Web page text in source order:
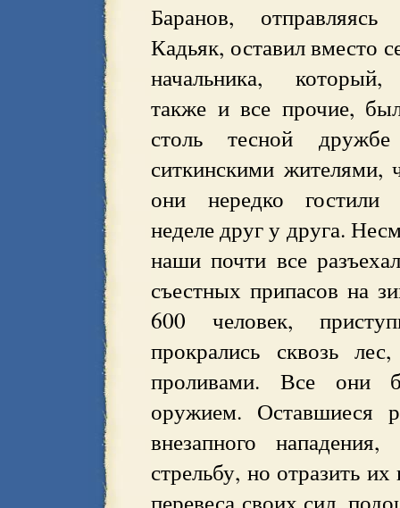
Баранов, отправляясь
Кадьяк, оставил вместо
начальника,
также и все прочие,
столь тесной
ситкинскими жителями,
они нередко гостили
неделе друг у друга.
наши почти все
съестных припасов на
600 человек,
прокрались сквозь
проливами. Все они
оружием. Оставшиеся
внезапного
стрельбу, но отразить
перевеса своих сил,